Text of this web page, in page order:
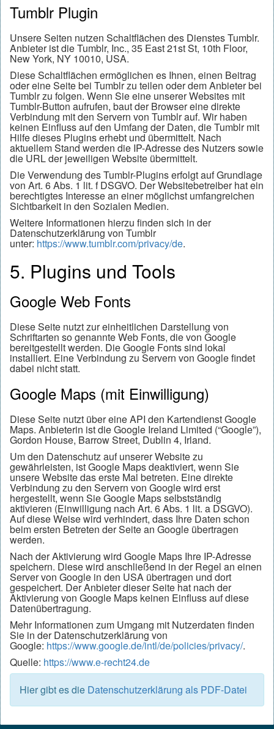
Tumblr Plugin
Unsere Seiten nutzen Schaltflächen des Dienstes Tumblr.
Anbieter ist die Tumblr, Inc., 35 East 21st St, 10th Floor,
New York, NY 10010, USA.
Diese Schaltflächen ermöglichen es Ihnen, einen Beitrag
oder eine Seite bei Tumblr zu teilen oder dem Anbieter bei
Tumblr zu folgen. Wenn Sie eine unserer Websites mit
Tumblr-Button aufrufen, baut der Browser eine direkte
Verbindung mit den Servern von Tumblr auf. Wir haben
keinen Einfluss auf den Umfang der Daten, die Tumblr mit
Hilfe dieses Plugins erhebt und übermittelt. Nach
aktuellem Stand werden die IP-Adresse des Nutzers sowie
die URL der jeweiligen Website übermittelt.
Die Verwendung des Tumblr-Plugins erfolgt auf Grundlage
von Art. 6 Abs. 1 lit. f DSGVO. Der Websitebetreiber hat ein
berechtigtes Interesse an einer möglichst umfangreichen
Sichtbarkeit in den Sozialen Medien.
Weitere Informationen hierzu finden sich in der
Datenschutzerklärung von Tumblr
unter: https://www.tumblr.com/privacy/de.
5. Plugins und Tools
Google Web Fonts
Diese Seite nutzt zur einheitlichen Darstellung von
Schriftarten so genannte Web Fonts, die von Google
bereitgestellt werden. Die Google Fonts sind lokal
installiert. Eine Verbindung zu Servern von Google findet
dabei nicht statt.
Google Maps (mit Einwilligung)
Diese Seite nutzt über eine API den Kartendienst Google
Maps. Anbieterin ist die Google Ireland Limited (“Google”),
Gordon House, Barrow Street, Dublin 4, Irland.
Um den Datenschutz auf unserer Website zu
gewährleisten, ist Google Maps deaktiviert, wenn Sie
unsere Website das erste Mal betreten. Eine direkte
Verbindung zu den Servern von Google wird erst
hergestellt, wenn Sie Google Maps selbstständig
aktivieren (Einwilligung nach Art. 6 Abs. 1 lit. a DSGVO).
Auf diese Weise wird verhindert, dass Ihre Daten schon
beim ersten Betreten der Seite an Google übertragen
werden.
Nach der Aktivierung wird Google Maps Ihre IP-Adresse
speichern. Diese wird anschließend in der Regel an einen
Server von Google in den USA übertragen und dort
gespeichert. Der Anbieter dieser Seite hat nach der
Aktivierung von Google Maps keinen Einfluss auf diese
Datenübertragung.
Mehr Informationen zum Umgang mit Nutzerdaten finden
Sie in der Datenschutzerklärung von
Google: https://www.google.de/intl/de/policies/privacy/.
Quelle: https://www.e-recht24.de
Hier gibt es die Datenschutzerklärung als PDF-Datei